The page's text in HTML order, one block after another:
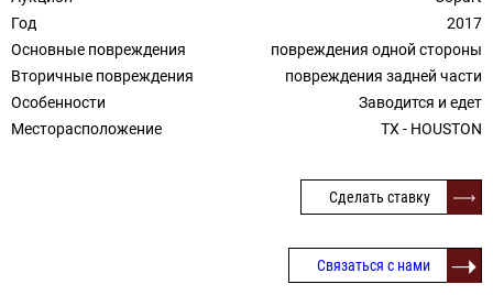
Год
2017
Основные повреждения
повреждения одной стороны
Вторичные повреждения
повреждения задней части
Особенности
Заводится и едет
Месторасположение
TX - HOUSTON
Сделать ставку
Связаться с нами